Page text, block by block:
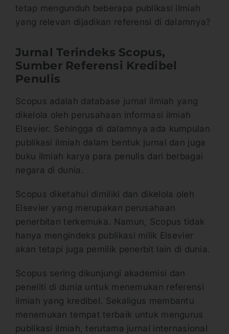
tetap mengunduh beberapa publikasi ilmiah
yang relevan dijadikan referensi di dalamnya?
Jurnal Terindeks Scopus,
Sumber Referensi Kredibel
Penulis
Scopus adalah database jurnal ilmiah yang
dikelola oleh perusahaan informasi ilmiah
Elsevier. Sehingga di dalamnya ada kumpulan
publikasi ilmiah dalam bentuk jurnal dan juga
buku ilmiah karya para penulis dari berbagai
negara di dunia.
Scopus diketahui dimiliki dan dikelola oleh
Elsevier yang merupakan perusahaan
penerbitan terkemuka. Namun, Scopus tidak
hanya mengindeks publikasi milik Elsevier
akan tetapi juga pemilik penerbit lain di dunia.
Scopus sering dikunjungi akademisi dan
peneliti di dunia untuk menemukan referensi
ilmiah yang kredibel. Sekaligus membantu
menemukan tempat terbaik untuk mengurus
publikasi ilmiah, terutama jurnal internasional